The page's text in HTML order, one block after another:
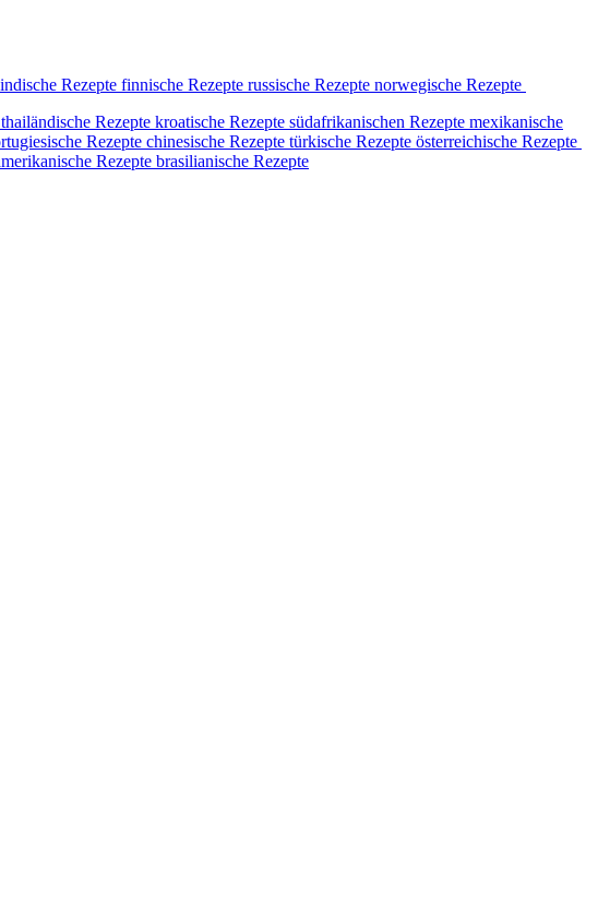
indische Rezepte finnische Rezepte russische Rezepte norwegische Rezepte
thailändische Rezepte kroatische Rezepte südafrikanischen Rezepte mexikanische
Rezepte chinesische Rezepte türkische Rezepte österreichische Rezepte
Rezepte brasilianische Rezepte